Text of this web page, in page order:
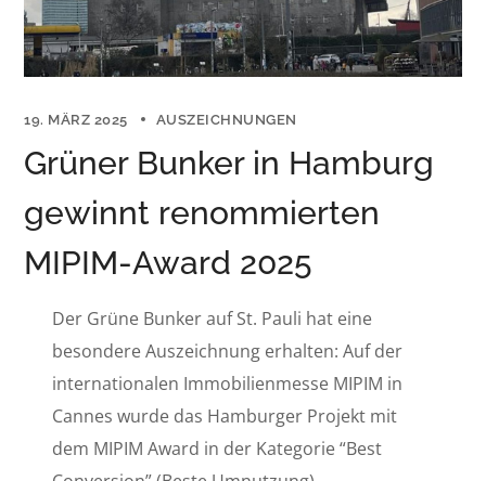
19. MÄRZ 2025 AUSZEICHNUNGEN
Grüner Bunker in Hamburg
gewinnt renommierten
MIPIM-Award 2025
Der Grüne Bunker auf St. Pauli hat eine
besondere Auszeichnung erhalten: Auf der
internationalen Immobilienmesse MIPIM in
Cannes wurde das Hamburger Projekt mit
dem MIPIM Award in der Kategorie “Best